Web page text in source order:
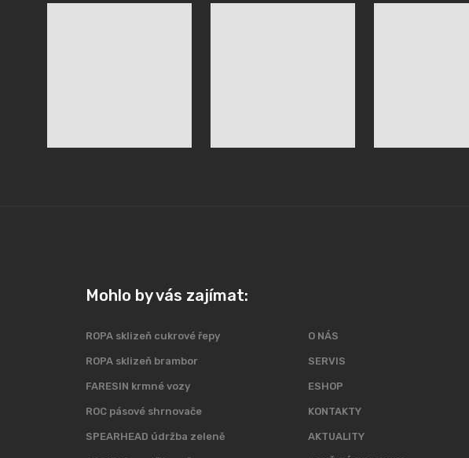
Mohlo by vás zajímat:
ROPA sklizeň cukrové řepy
ROPA sklizeň brambor
FARESIN krmné vozy
ROC pásové shrnovače
SPEARHEAD údržba zeleně
O NÁS
SERVIS
ESHOP
KONTAKTY
AKTUALITY